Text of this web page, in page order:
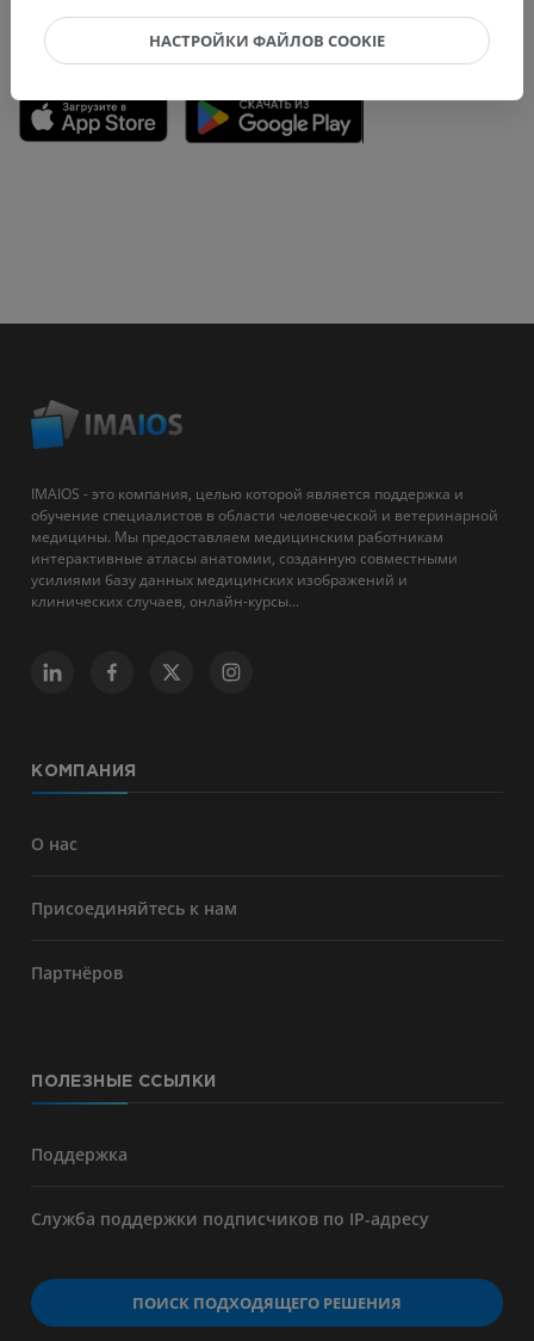
СКАЧАТЬ ПРИЛОЖЕНИЕ
IMAIOS - это компания, целью которой является поддержка и
обучение специалистов в области человеческой и ветеринарной
медицины. Мы предоставляем медицинским работникам
интерактивные атласы анатомии, созданную совместными
усилиями базу данных медицинских изображений и
клинических случаев, онлайн-курсы...
КОМПАНИЯ
О нас
Присоединяйтесь к нам
Партнёров
ПОЛЕЗНЫЕ ССЫЛКИ
Поддержка
Служба поддержки подписчиков по IP-адресу
ПОИСК ПОДХОДЯЩЕГО РЕШЕНИЯ
НАСТРОЙКИ ФАЙЛОВ COOKIE